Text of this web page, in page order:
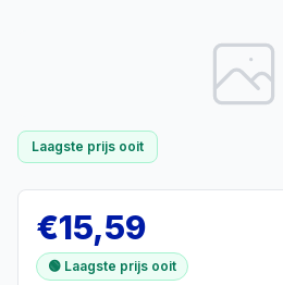
Laagste prijs ooit
€15,59
🟢 Laagste prijs ooit